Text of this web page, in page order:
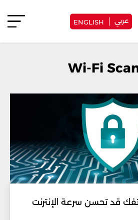
عربي ENGLISH
قد تحسن سرعة الإنترنت